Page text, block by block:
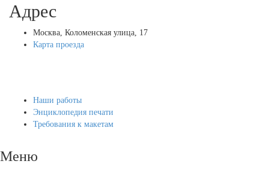
Адрес
Москва, Коломенская улица, 17
Карта проезда
Наши работы
Энциклопедия печати
Требования к макетам
Меню